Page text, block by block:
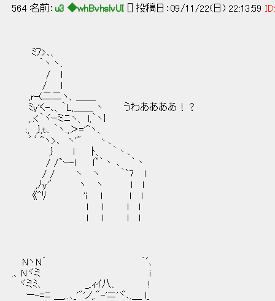
564 名前： u3 ◆whBvhslvUI [] 投稿日：09/11/22(日) 22:13:59 ID:
ﾐﾌ>､、
｀ヽ丶.
/ l
/ l
,r-(二二ヽ、＿＿
ﾐy'く-､、｀L,＿＿ ヽ うわああああ！？
,.:<｀ヾｰミﾆヽ、 l,｀ヽ}
:, ,},t､ ｀ヽ.,＞='^ヽ、
ﾞ ﾞ ^ヽ>､ ヽ'" 丶､
,} l ﾄ、 ｀丶､
/ /`ｰ-l l~｀丶 ､ ｀丶
/ / ヽ ヽ ｀`7 l
,ﾉy'′ ヽ ヽ l l
《^ﾘ 'i l l l
NヽN｀ ｀ﾞ､
.、Nヾミ i
ヾミﾐ､ _,.ｨｲ八、 !
ー-=ﾆ ＿,..､_'"'ノ,."-'ニ'ヾ､.＿ l_